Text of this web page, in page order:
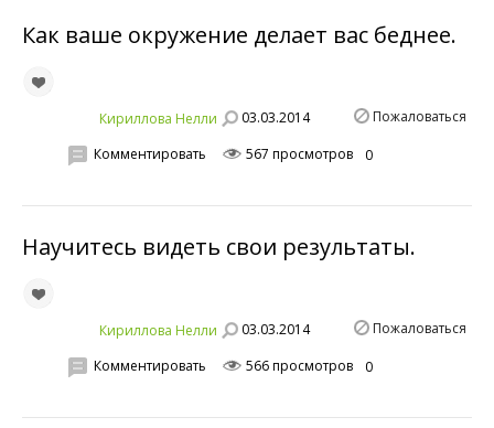
Как ваше окружение делает вас беднее.
Кириллова Нелли 03.03.2014 Пожаловаться
Комментировать 567 просмотров 0
Научитесь видеть свои результаты.
Кириллова Нелли 03.03.2014 Пожаловаться
Комментировать 566 просмотров 0